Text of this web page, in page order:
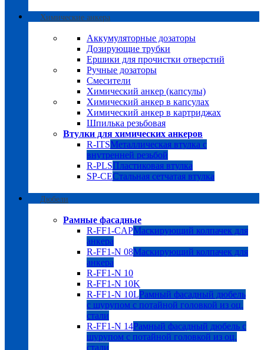
Химические анкера
Аккумуляторные дозаторы
Дозирующие трубки
Ершики для прочистки отверстий
Ручные дозаторы
Смесители
Химический анкер (капсулы)
Химический анкер в капсулах
Химический анкер в картриджах
Шпилька резьбовая
Втулки для химических анкеров
R-ITSМеталлическая втулка с
внутренней резьбой
R-PLSПластиковая втулка
SP-CEСтальная сетчатая втулка
Дюбели
Рамные фасадные
R-FF1-CAPМаскирующий колпачек для
анкера
R-FF1-N 08Маскирующий колпачек для
анкера
R-FF1-N 10
R-FF1-N 10K
R-FF1-N 10LРамный фасадный дюбель
с шурупом с потайной головкой из оц.
стали
R-FF1-N 14Рамный фасадный дюбель с
шурупом с потайной головкой из оц.
стали